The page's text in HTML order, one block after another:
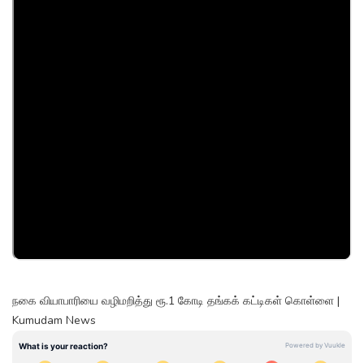
நகை வியாபாரியை வழிமறித்து ரூ.1 கோடி தங்கக் கட்டிகள் கொள்ளை |
Kumudam News